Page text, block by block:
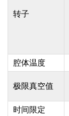
转子
腔体温度
极限真空值
时间限定